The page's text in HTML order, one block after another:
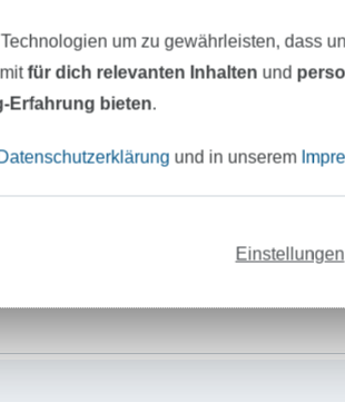
Tipp: Das passt dazu
um zu gewährleisten, dass
für dich relevanten Inhalten und
Erfahrung bieten.
Datenschutzerklärung und in unserem
Einstellungen